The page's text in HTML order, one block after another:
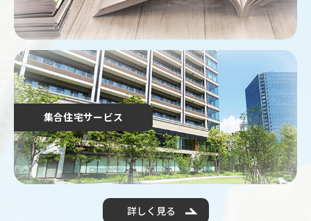
2026.02.24
「KBS World」オプションチャンネル月額視聴料金改
定のお知らせ
2026.02.20
あらぶんちょくん誕生祭2026 Instagramキャンペー
ン開催♪
2026.02.19
☆第16回あらぶんちょドラマチックフォトコンテス
ト 受賞作品発表☆
2026.01.30
「よくあるご質問」ページリニューアルのお知らせ
集合住宅サービス
詳しく見る